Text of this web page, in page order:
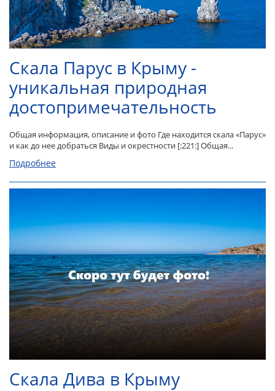
Скала Парус в Крыму -
уникальная природная
достопримечательность
Общая информация, описание и фото Где находится скала «Парус»
и как до нее добраться Виды и окрестности [:221:] Общая...
Подробнее
Скала Дива в Крыму